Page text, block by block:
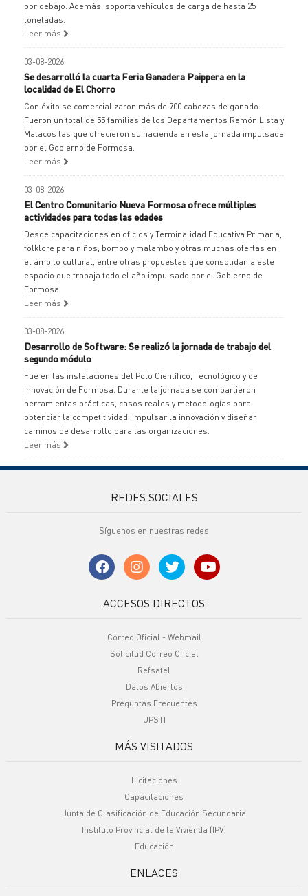
por debajo. Además, soporta vehículos de carga de hasta 25
toneladas.
Leer más
03-08-2026
Se desarrolló la cuarta Feria Ganadera Paippera en la
localidad de El Chorro
Con éxito se comercializaron más de 700 cabezas de ganado.
Fueron un total de 55 familias de los Departamentos Ramón Lista y
Matacos las que ofrecieron su hacienda en esta jornada impulsada
por el Gobierno de Formosa.
Leer más
03-08-2026
El Centro Comunitario Nueva Formosa ofrece múltiples
actividades para todas las edades
Desde capacitaciones en oficios y Terminalidad Educativa Primaria,
folklore para niños, bombo y malambo y otras muchas ofertas en
el ámbito cultural, entre otras propuestas que consolidan a este
espacio que trabaja todo el año impulsado por el Gobierno de
Formosa.
Leer más
03-08-2026
Desarrollo de Software: Se realizó la jornada de trabajo del
segundo módulo
Fue en las instalaciones del Polo Científico, Tecnológico y de
Innovación de Formosa. Durante la jornada se compartieron
herramientas prácticas, casos reales y metodologías para
potenciar la competitividad, impulsar la innovación y diseñar
caminos de desarrollo para las organizaciones.
Leer más
REDES SOCIALES
Síguenos en nuestras redes
ACCESOS DIRECTOS
Correo Oficial - Webmail
Solicitud Correo Oficial
Refsatel
Datos Abiertos
Preguntas Frecuentes
UPSTI
MÁS VISITADOS
Licitaciones
Capacitaciones
Junta de Clasificación de Educación Secundaria
Instituto Provincial de la Vivienda (IPV)
Educación
ENLACES